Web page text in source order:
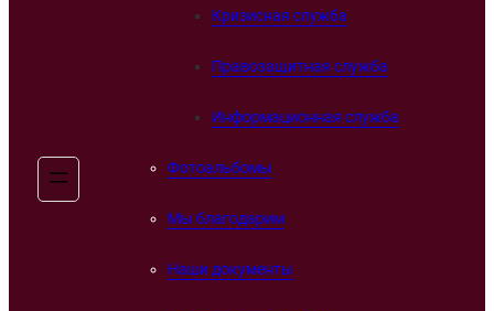
Кризисная служба
Правозащитная служба
Информационная служба
Фотоальбомы
Мы благодарим
Наши документы